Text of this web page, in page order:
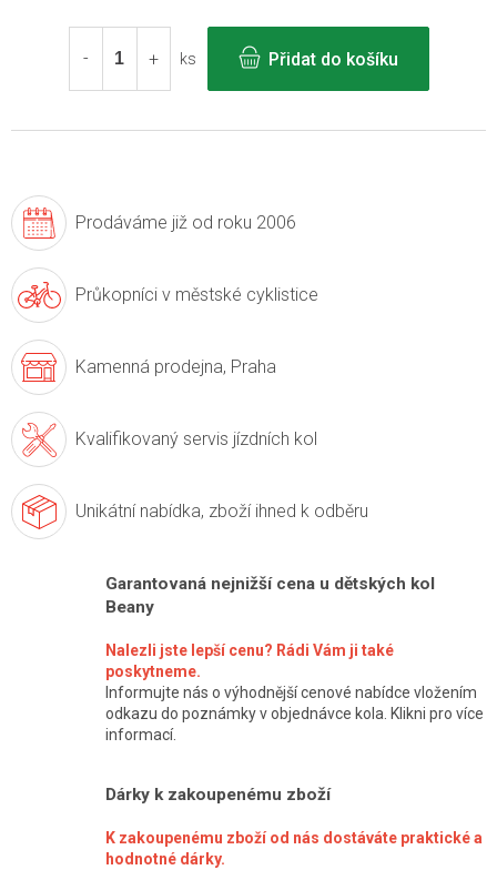
cena:
ks
Přidat do košíku
Prodáváme již od roku 2006
Průkopníci v městské cyklistice
Kamenná prodejna, Praha
Kvalifikovaný servis jízdních kol
Unikátní nabídka, zboží ihned k odběru
Garantovaná nejnižší cena u dětských kol
Beany
Nalezli jste lepší cenu? Rádi Vám ji také
poskytneme.
Informujte nás o výhodnější cenové nabídce vložením
odkazu do poznámky v objednávce kola. Klikni pro více
informací.
Dárky k zakoupenému zboží
K zakoupenému zboží od nás dostáváte praktické a
hodnotné dárky.